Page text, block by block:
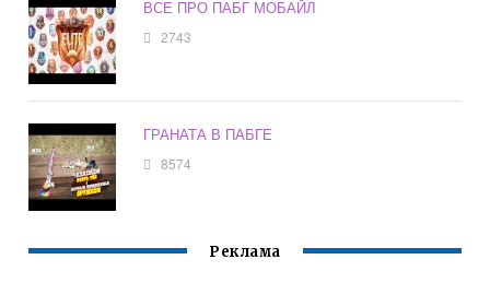
ВСЕ ПРО ПАБГ МОБАЙЛ
2743
ГРАНАТА В ПАБГЕ
8574
Реклама